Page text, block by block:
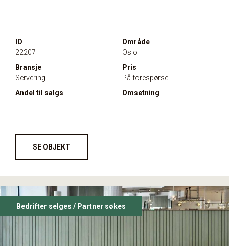
ID
22207
Område
Oslo
Bransje
Servering
Pris
På forespørsel.
Andel til salgs
Omsetning
SE OBJEKT
Bedrifter selges / Partner søkes